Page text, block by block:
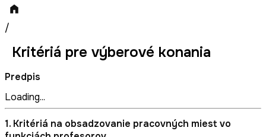
/
Kritériá pre výberové konania
Predpis
Loading...
1. Kritériá na obsadzovanie pracovných miest vo